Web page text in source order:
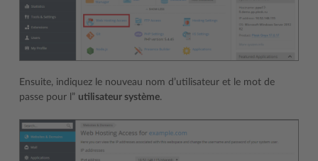
Ensuite, indiquez le nouveau nom d’utilisateur et le mot de
passe pour l” utilisateur système.